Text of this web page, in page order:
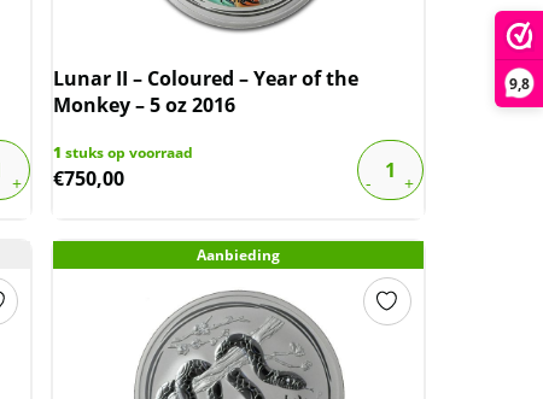
9,8
Lunar II – Coloured – Year of the
Monkey – 5 oz 2016
1 stuks op voorraad
€750,00
Aanbieding